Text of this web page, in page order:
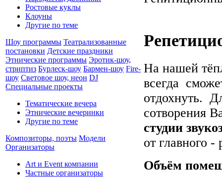
Ростовые куклы
Клоуны
Другие по теме
Шоу программы Театрализованные
постановки Детские праздники
Этнические программы Эротик-шоу,
стриптиз Бурлеск-шоу Бармен-шоу Fire-
шоу Световое шоу, неон DJ
Специальные проекты
Тематические вечера
Этнические вечеринки
Другие по теме
Композиторы, поэты Модели
Организаторы
Art и Event компании
Частные организаторы
На нашей
всегда
отдохнуть.
сотворения
студии
от главного
Объём